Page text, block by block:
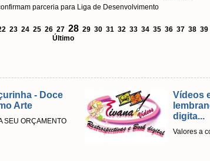
parceria para Liga de Desenvolvimento
23 24 25 26 27 28 29 30 31 32 33 34 35 36 37 38 39
Último
Doce
Vídeos e
lembrancinhas
digita...
Valores a combinar